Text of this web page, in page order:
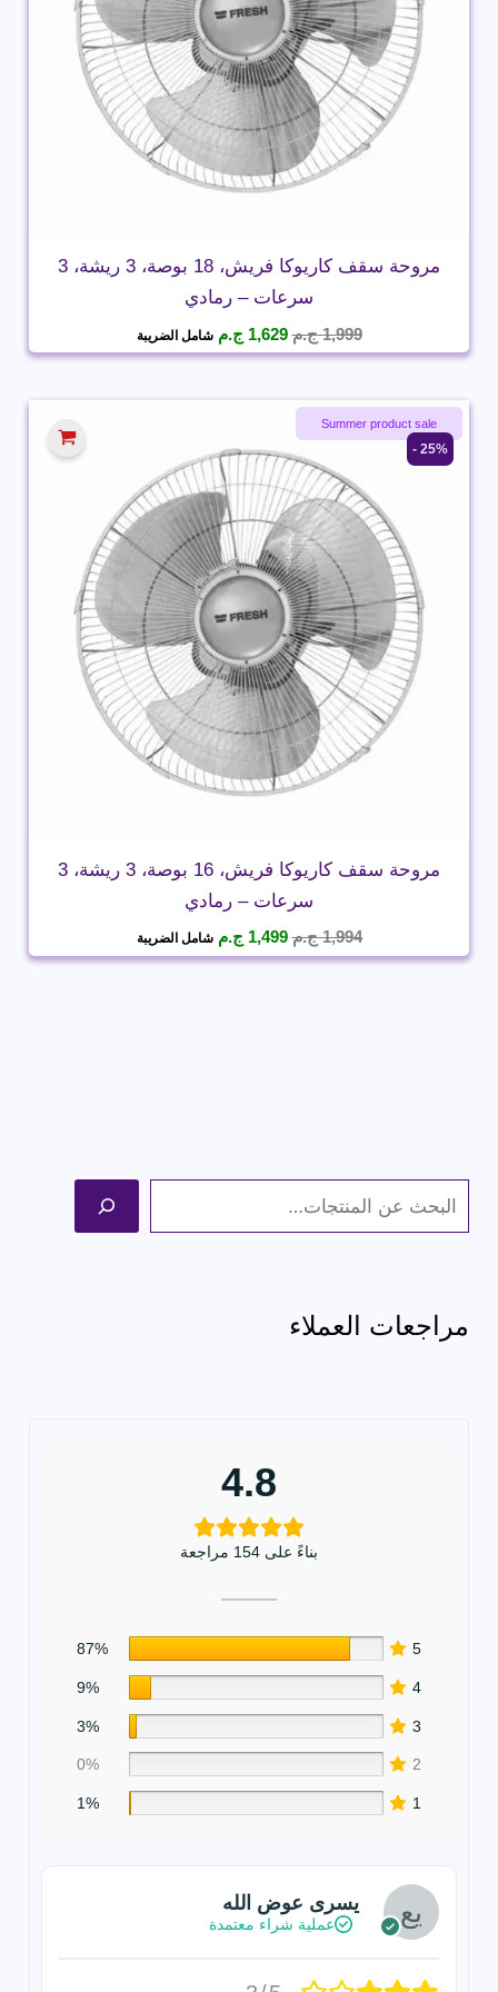
مروحة سقف كاريوكا فريش، 18 بوصة، 3 ريشة، 3
سرعات – رمادي
1,999 ج.م السعر
الأصلي
1,999 ج.م.
1,629 ج.م السعر
الحالي
1,629 ج.م.
شامل الضريبة
25% -
مروحة سقف كاريوكا فريش، 16 بوصة، 3 ريشة، 3
سرعات – رمادي
1,994 ج.م السعر
الأصلي
1,499 ج.م السعر
الحالي
شامل الضريبة
ayatie 🌻 offers
Summer product sale
ل
مراجعات العملاء
4.8
بناءً على 154 مراجعة
5
87%
4
9%
3
3%
2
0%
1
1%
يسرى عوض الله
عملية شراء معتمدة